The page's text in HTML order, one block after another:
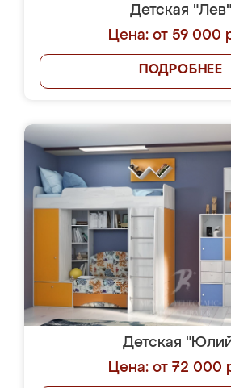
Детская "Лев"
Цена: от 59 000
ПОДРОБНЕЕ
Детская
Цена: от 72 000